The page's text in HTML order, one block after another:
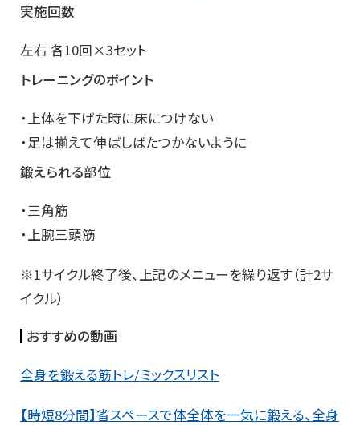
実施回数
左右 各10回×3セット
トレーニングのポイント
・上体を下げた時に床につけない
・足は揃えて伸ばしばたつかないように
鍛えられる部位
・三角筋
・上腕三頭筋
※1サイクル終了後、上記のメニューを繰り返す（計2サ
イクル）
おすすめの動画
全身を鍛える筋トレ/ミックスリスト
【時短8分間】省スペースで体全体を一気に鍛える、全身